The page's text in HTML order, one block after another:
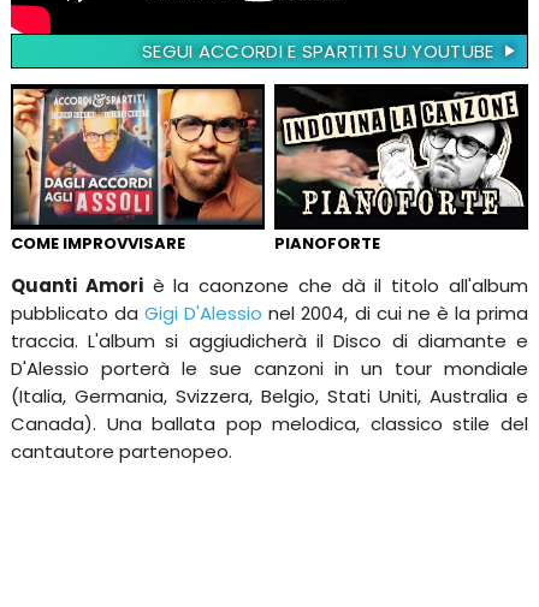
SEGUI ACCORDI E SPARTITI SU YOUTUBE
COME IMPROVVISARE PIANOFORTE
Quanti Amoriè la caonzone che dà il titolo all'album
pubblicato daGigi D'Alessio nel 2004, di cui ne è la prima
traccia. L'album si aggiudicherà il Disco di diamante e
D'Alessio porterà le sue canzoni in un tour mondiale
(Italia, Germania, Svizzera, Belgio, Stati Uniti, Australia e
Canada). Una ballata pop melodica, classico stile del
cantautore partenopeo.